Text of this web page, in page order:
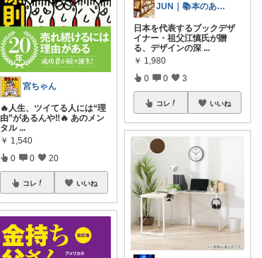
宮ちゃん
🔥人生、ツイてる人には“理
由”があるんや‼️🔥 あのメン
タル ...
￥ 1,540
0 0 20
コレ いいね
JUN｜📚本のある暮らし
日本を代表するブックデザ
イナー・祖父江慎氏が贈
る、デザインの深 ...
￥ 1,980
0 0 3
コレ いいね